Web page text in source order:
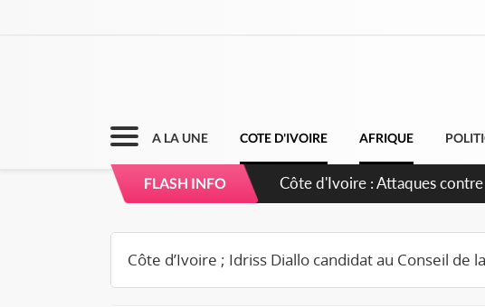
A LA UNE COTE D'IVOIRE AFRIQUE
FLASH INFO
Côte d'Ivoire : Attaques contre